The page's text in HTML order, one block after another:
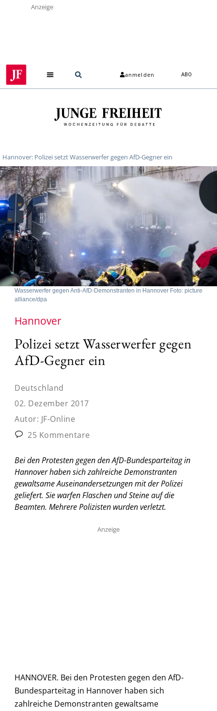
Anzeige
anmelden ABO
Hannover: Polizei setzt Wasserwerfer gegen AfD-Gegner ein
Wasserwerfer gegen Anti-AfD-Demonstranten in Hannover Foto: picture
alliance/dpa
Hannover
Polizei setzt Wasserwerfer gegen
AfD-Gegner ein
Deutschland
02. Dezember 2017
Autor: JF-Online
25 Kommentare
Bei den Protesten gegen den AfD-Bundesparteitag in
Hannover haben sich zahlreiche Demonstranten
gewaltsame Auseinandersetzungen mit der Polizei
geliefert. Sie warfen Flaschen und Steine auf die
Beamten. Mehrere Polizisten wurden verletzt.
Anzeige
HANNOVER. Bei den Protesten gegen den AfD-
Bundesparteitag in Hannover haben sich
zahlreiche Demonstranten gewaltsame